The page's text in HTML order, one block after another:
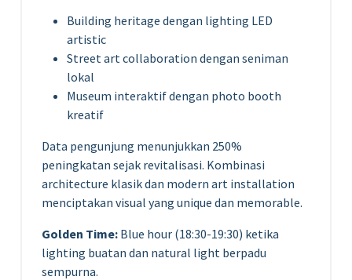
Building heritage dengan lighting LED
artistic
Street art collaboration dengan seniman
lokal
Museum interaktif dengan photo booth
kreatif
Data pengunjung menunjukkan 250%
peningkatan sejak revitalisasi. Kombinasi
architecture klasik dan modern art installation
menciptakan visual yang unique dan memorable.
Golden Time: Blue hour (18:30-19:30) ketika
lighting buatan dan natural light berpadu
sempurna.